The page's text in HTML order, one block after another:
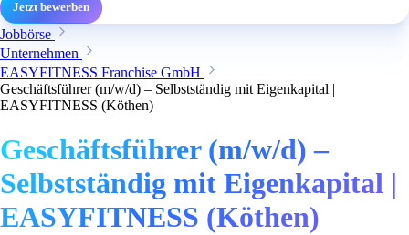
Jetzt bewerben
Jobbörse
Unternehmen
EASYFITNESS Franchise GmbH
Geschäftsführer (m/w/d) – Selbstständig mit Eigenkapital |
EASYFITNESS (Köthen)
Geschäftsführer (m/w/d) –
Selbstständig mit Eigenkapital |
EASYFITNESS (Köthen)